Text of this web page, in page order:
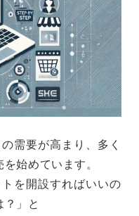
需要が高まり、多く
始めています。
を開設すればいいの
？」と